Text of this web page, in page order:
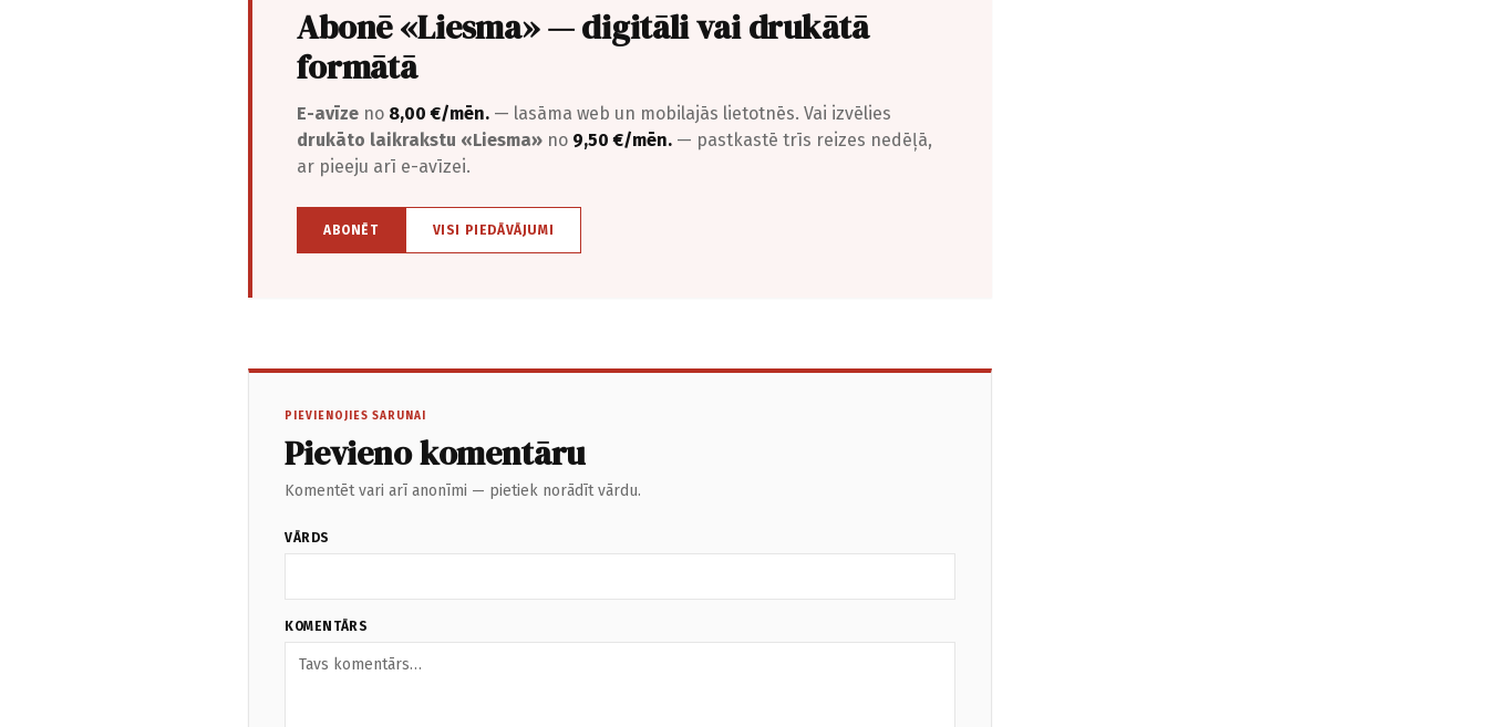
Abonē «Liesma» — digitāli vai drukātā
formātā
E-avīze no 8,00 €/mēn. — lasāma web un mobilajās lietotnēs. Vai izvēlies
drukāto laikrakstu «Liesma» no 9,50 €/mēn. — pastkastē trīs reizes nedēļā,
ar pieeju arī e-avīzei.
ABONĒT VISI PIEDĀVĀJUMI
PIEVIENOJIES SARUNAI
Pievieno komentāru
Komentēt vari arī anonīmi — pietiek norādīt vārdu.
VĀRDS
KOMENTĀRS